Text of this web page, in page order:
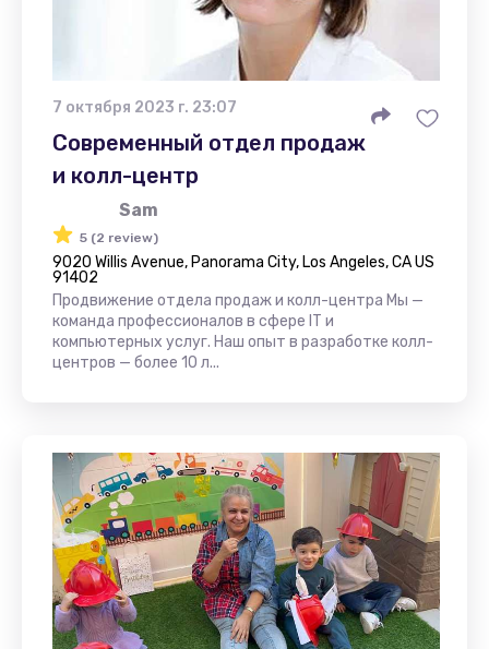
7 октября 2023 г. 23:07
Современный отдел продаж
и колл-центр
Sam
5 (2 review)
9020 Willis Avenue, Panorama City, Los Angeles, CA US
91402
Продвижение отдела продаж и колл-центра Мы —
команда профессионалов в сфере IT и
компьютерных услуг. Наш опыт в разработке колл-
центров — более 10 л...